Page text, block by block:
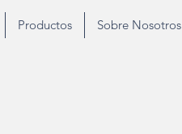
Productos Sobre Nosotros